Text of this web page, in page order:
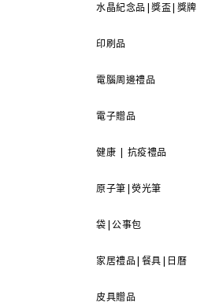
水晶紀念品|獎盃|獎牌
印刷品
電腦周邊禮品
電子贈品
健康 | 抗疫禮品
原子筆|熒光筆
袋|公事包
家居禮品|餐具|日曆
皮具贈品